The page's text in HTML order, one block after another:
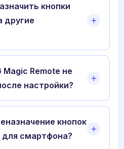
кнопки
другие
Magic Remote не
настройки?
кнопок
смартфона?